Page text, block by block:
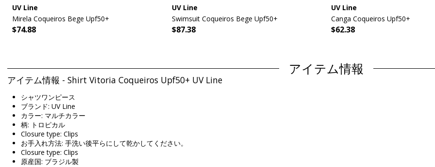
UV Line
Mirela Coqueiros Bege Upf50+
$74.88
UV Line
Swimsuit Coqueiros Bege Upf50+
$87.38
UV Line
Canga Coqueiros Upf50+
$62.38
アイテム情報
アイテム情報 - Shirt Vitoria Coqueiros Upf50+ UV Line
シャツワンピース
ブランド: UV Line
カラー: マルチカラー
柄: トロピカル
Closure type: Clips
お手入れ方法: 手洗い後平らにして乾かしてください。
Closure type: Clips
原産国: ブラジル製